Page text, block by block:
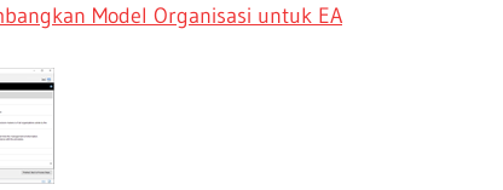
Model Organisasi untuk EA